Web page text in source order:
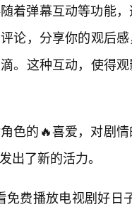
着弹幕互动等功能
论，分享你的观后
。这种互动，使得
色的🔥喜爱，对剧
出了新的活力。
免费播放电视剧好日